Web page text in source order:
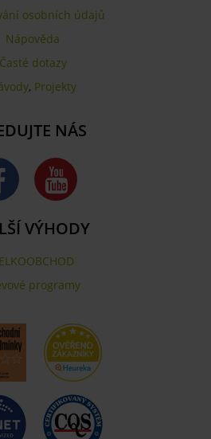
osobních údajů
Nápověda
Časté dotazy
, Projekty
NÁS
VÝHODY
programy